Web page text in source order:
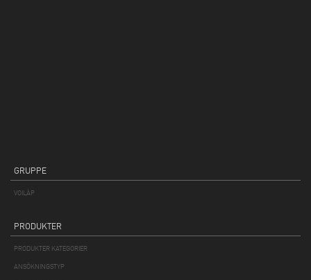
GRUPPE
VOILÀP
PRODUKTER
PRODUKTER KATEGORIER
ANSÖKNINGSTYP